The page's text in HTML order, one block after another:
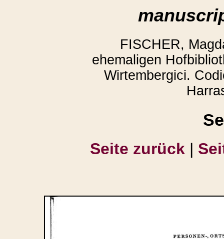
FISCHER,
ehemaligen
Wirtembergici.
Seite zurück |